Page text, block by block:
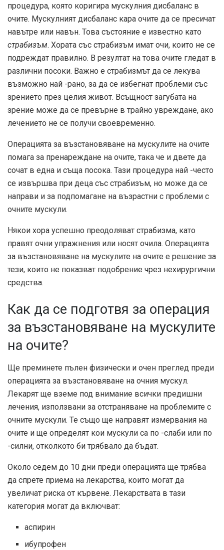
процедура, която коригира мускулния дисбаланс в
очите. Мускулният дисбаланс кара очите да се пресичат
навътре или навън. Това състояние е известно като
страбизъм. Хората със страбизъм имат очи, които не се
подреждат правилно. В резултат на това очите гледат в
различни посоки. Важно е страбизмът да се лекува
възможно най -рано, за да се избегнат проблеми със
зрението през целия живот. Всъщност загубата на
зрение може да се превърне в трайно увреждане, ако
лечението не се получи своевременно.
Операцията за възстановяване на мускулите на очите
помага за пренареждане на очите, така че и двете да
сочат в една и съща посока. Тази процедура най -често
се извършва при деца със страбизъм, но може да се
направи и за подпомагане на възрастни с проблеми с
очните мускули.
Някои хора успешно преодоляват страбизма, като
правят очни упражнения или носят очила. Операцията
за възстановяване на мускулите на очите е решение за
тези, които не показват подобрение чрез нехирургични
средства.
Как да се подготвя за операция
за възстановяване на мускулите
на очите?
Ще преминете пълен физически и очен преглед преди
операцията за възстановяване на очния мускул.
Лекарят ще вземе под внимание всички предишни
лечения, използвани за отстраняване на проблемите с
очните мускули. Те също ще направят измервания на
очите и ще определят кои мускули са по -слаби или по
-силни, отколкото би трябвало да бъдат.
Около седем до 10 дни преди операцията ще трябва
да спрете приема на лекарства, които могат да
увеличат риска от кървене. Лекарствата в тази
категория могат да включват:
аспирин
ибупрофен